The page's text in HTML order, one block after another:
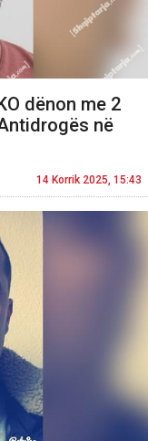
dënon me 2
në
14 Korrik 2025, 15:43